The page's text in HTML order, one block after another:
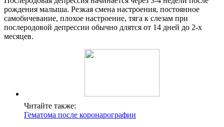
рождения малыша. Резкая смена настроения, постоянное
самобичевание, плохое настроение, тяга к слезам при
послеродовой депрессии обычно длятся от 14 дней до 2-х
месяцев.
Читайте также:
Гематома после коронарографии